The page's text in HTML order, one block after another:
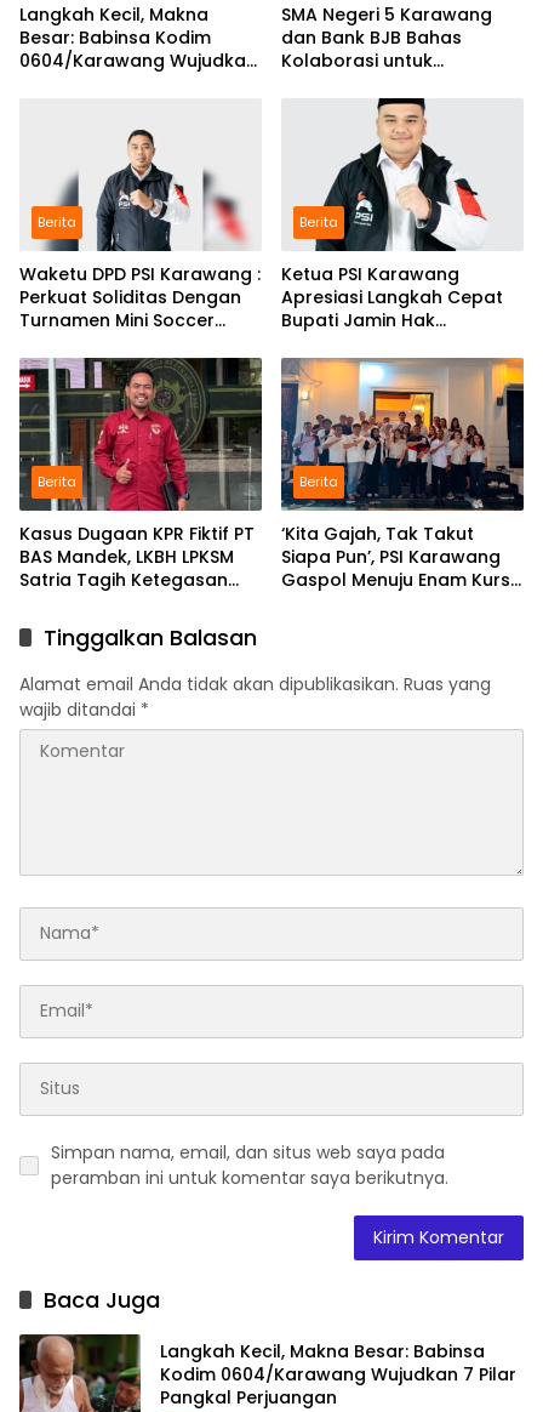
Langkah Kecil, Makna
Besar: Babinsa Kodim
0604/Karawang Wujudkan
SMA Negeri 5 Karawang
dan Bank BJB Bahas
Kolaborasi untuk
Berita
Waketu DPD PSI Karawang :
Perkuat Soliditas Dengan
Turnamen Mini Soccer
Berita
Ketua PSI Karawang
Apresiasi Langkah Cepat
Bupati Jamin Hak
Berita
Kasus Dugaan KPR Fiktif PT
BAS Mandek, LKBH LPKSM
Satria Tagih Ketegasan
Berita
‘Kita Gajah, Tak Takut
Siapa Pun’, PSI Karawang
Gaspol Menuju Enam Kursi
Tinggalkan Balasan
Alamat email Anda tidak akan dipublikasikan. Ruas yang
wajib ditandai *
Simpan nama, email, dan situs web saya pada
peramban ini untuk komentar saya berikutnya.
Baca Juga
Langkah Kecil, Makna Besar: Babinsa
Kodim 0604/Karawang Wujudkan 7 Pilar
Pangkal Perjuangan